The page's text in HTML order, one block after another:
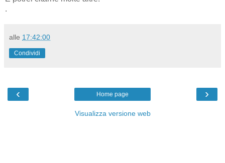
.
alle 17:42:00
Condividi
‹ ›
Home page
Visualizza versione web